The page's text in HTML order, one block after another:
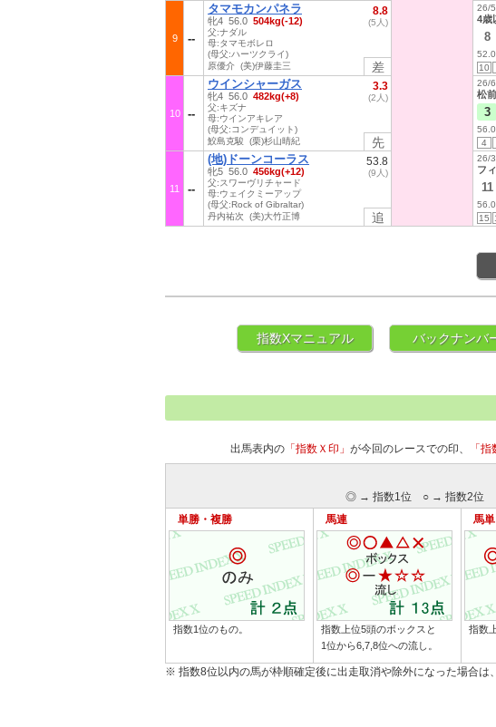
9
タマモカンパネラ
牝4 56.0 504kg(-12)
父:ナダル
母:タマモボレロ
(母父:ハーツクライ)
原優介 (美)伊藤圭三
8.8
(5人)
差
26/
4歳
8
10
10
ウインシャーガス
牝4 56.0 482kg(+8)
父:キズナ
母:ウインアキレア
(母父:コンデュイット)
鮫島克駿 (栗)杉山晴紀
3.3
(2人)
先
26/
松
3
4
11
(地)ドーンコーラス
牝5 56.0 456kg(+12)
父:スワーヴリチャード
母:ウェイクミーアップ
(母父:Rock of Gibraltar)
丹内祐次 (美)大竹正博
53.8
(9人)
追
26/
フ
11
15
指数Xマニュアル バックナンバ
出馬表内の「指数Ｘ印」 が今回のレースでの印、 「指
◎ → 指数1位 ○ → 指数2位
単勝・複勝
指数1位のもの。
馬連
指数上位5頭のボックスと
1位から6,7,8位への流し。
馬単
指数
※ 指数8位以内の馬が枠順確定後に出走取消や除外になった場合は